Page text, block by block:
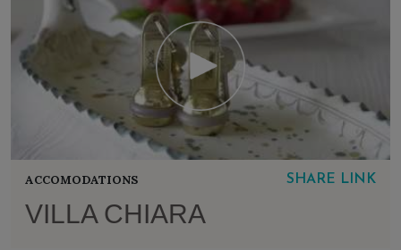
ACCOMODATIONS SHARE LINK
VILLA CHIARA